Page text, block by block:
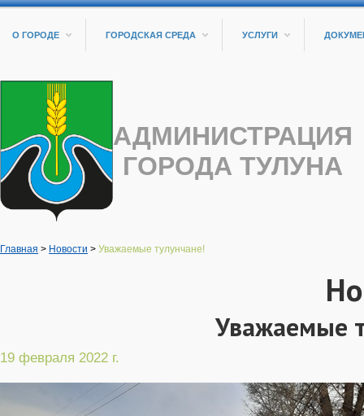
О ГОРОДЕ ГОРОДСКАЯ СРЕДА УСЛУГИ
АДМИНИСТРАЦИЯ
ГОРОДА ТУЛУНА
Главная > Новости > Уважаемые тулунчане!
Уважаемые
19 февраля 2022 г.